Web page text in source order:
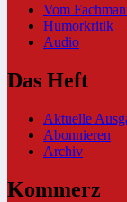
Vom
Humorkritik
Audio
Das Heft
Aktuelle
Abonnieren
Archiv
Kommerz